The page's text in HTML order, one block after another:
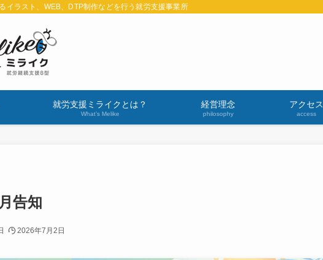
イラスト、WEB、DTP制作などを行う就労支援事業所
就労支援ミライクとは？
What’s Melike
経営理念
philosophy
アクセス
access
告知
2026年7月2日